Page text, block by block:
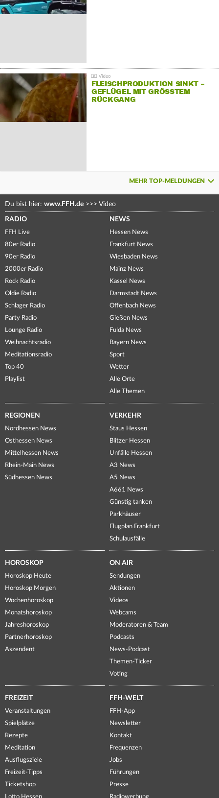
FLEISCHPRODUKTION SINKT –
GEFLÜGEL MIT GRÖSSTEM R
ÜCKGANG
MEHR TOP-MELDUNGEN
Du bist hier: www.FFH.de >>> Video
RADIO
FFH Live
80er Radio
90er Radio
2000er Radio
Rock Radio
Oldie Radio
Schlager Radio
Party Radio
Lounge Radio
Weihnachtsradio
Meditationsradio
Top 40
Playlist
NEWS
Hessen News
Frankfurt News
Wiesbaden News
Mainz News
Kassel News
Darmstadt News
Offenbach News
Gießen News
Fulda News
Bayern News
Sport
Wetter
Alle Orte
Alle Themen
REGIONEN
Nordhessen News
Osthessen News
Mittelhessen News
Rhein-Main News
Südhessen News
VERKEHR
Staus Hessen
Blitzer Hessen
Unfälle Hessen
A3 News
A5 News
A661 News
Günstig tanken
Parkhäuser
Flugplan Frankfurt
Schulausfälle
HOROSKOP
Horoskop Heute
Horoskop Morgen
Wochenhoroskop
Monatshoroskop
Jahreshoroskop
Partnerhoroskop
Aszendent
ON AIR
Sendungen
Aktionen
Videos
Webcams
Moderatoren & Team
Podcasts
News-Podcast
Themen-Ticker
Voting
FREIZEIT
Veranstaltungen
Spielplätze
Rezepte
Meditation
Ausflugsziele
Freizeit-Tipps
Ticketshop
Lotto Hessen
FFH-WELT
FFH-App
Newsletter
Kontakt
Frequenzen
Jobs
Führungen
Presse
Radiowerbung